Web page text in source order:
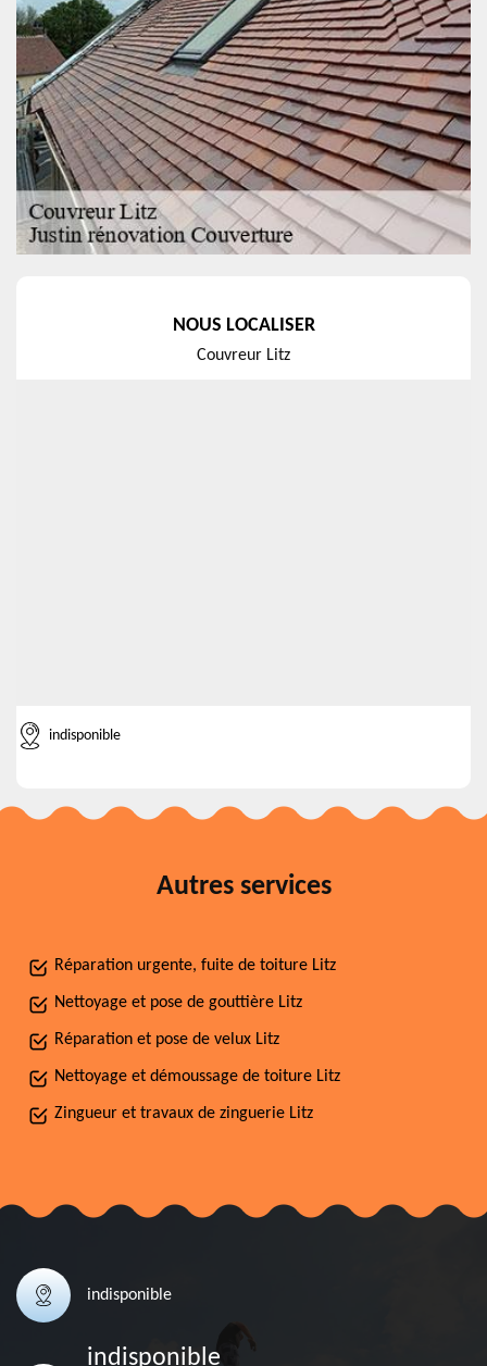
NOUS LOCALISER
Couvreur Litz
indisponible
Autres services
Réparation urgente, fuite de toiture Litz
Nettoyage et pose de gouttière Litz
Réparation et pose de velux Litz
Nettoyage et démoussage de toiture Litz
Zingueur et travaux de zinguerie Litz
indisponible
indisponible